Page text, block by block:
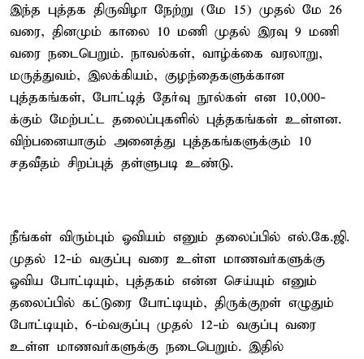
இந்த புத்தக திருவிழா நேற்று (மே 15) முதல் மே 26
வரை, தினமும் காலை 10 மணி முதல் இரவு 9 மணி
வரை நடைபெறும். நாவல்கள், வாழ்க்கை வரலாறு,
மருத்துவம், இலக்கியம், குழந்தைகளுக்கான
புத்தகங்கள், போட்டித் தேர்வு நூல்கள் என 10,000-
க்கும் மேற்பட்ட தலைப்புகளில் புத்தகங்கள் உள்ளன.
விற்பனையாகும் அனைத்து புத்தகங்களுக்கும் 10
சதவீதம் சிறப்புத் தள்ளுபடி உண்டு.
நீங்கள் விரும்பும் ஓவியம் எனும் தலைப்பில் எல்.கே.ஜி.
முதல் 12-ம் வகுப்பு வரை உள்ள மாணவர்களுக்கு
ஓவிய போட்டியும், புத்தகம் என்ன செய்யும் எனும்
தலைப்பில் கட்டுரை போட்டியும், திருக்குறள் எழுதும்
போட்டியும், 6-ம்வகுப்பு முதல் 12-ம் வகுப்பு வரை
உள்ள மாணவர்களுக்கு நடைபெறும். இதில்